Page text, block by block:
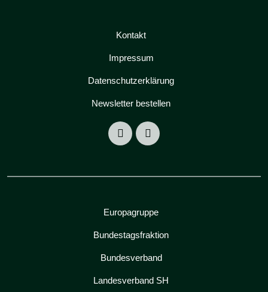
Kontakt
Impressum
Datenschutzerklärung
Newsletter bestellen
Europagruppe
Bundestagsfraktion
Bundesverband
Landesverband SH